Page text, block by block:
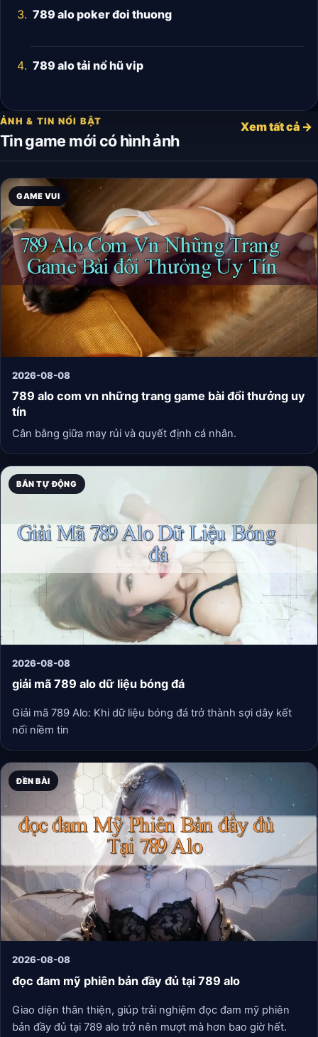
789 alo poker đoi thuong
789 alo tải nổ hũ vip
ẢNH & TIN NỔI BẬT
Tin game mới có hình ảnh
Xem tất cả →
GAME VUI
2026-08-08
789 alo com vn những trang game bài đổi thưởng uy
tín
Cân bằng giữa may rủi và quyết định cá nhân.
BẮN TỰ ĐỘNG
2026-08-08
giải mã 789 alo dữ liệu bóng đá
Giải mã 789 Alo: Khi dữ liệu bóng đá trở thành sợi dây kết
nối niềm tin
ĐỀN BÀI
2026-08-08
đọc đam mỹ phiên bản đầy đủ tại 789 alo
Giao diện thân thiện, giúp trải nghiệm đọc đam mỹ phiên
bản đầy đủ tại 789 alo trở nên mượt mà hơn bao giờ hết.